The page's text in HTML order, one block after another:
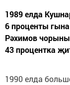
1989 елда
6 проценты
Рәхимов
43 процентка
1990 елда